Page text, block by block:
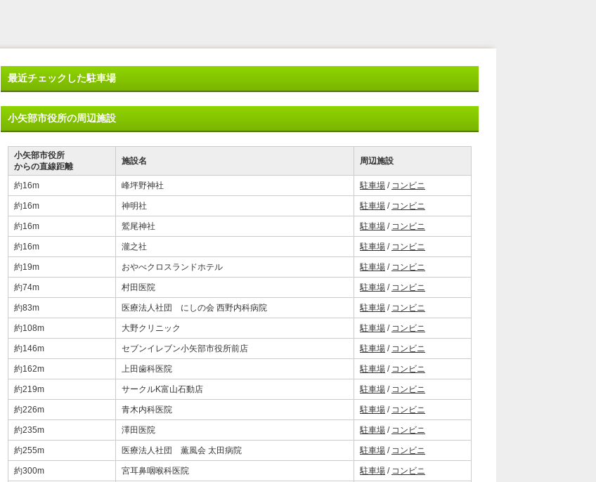
最近チェックした駐車場
小矢部市役所の周辺施設
小矢部市役所
からの直線距離
施設名 周辺施設
約16m 峰坪野神社 駐車場 / コンビニ
約16m 神明社 駐車場 / コンビニ
約16m 鷲尾神社 駐車場 / コンビニ
約16m 瀧之社 駐車場 / コンビニ
約19m おやべクロスランドホテル 駐車場 / コンビニ
約74m 村田医院 駐車場 / コンビニ
約83m 医療法人社団 にしの会 西野内科病院 駐車場 / コンビニ
約108m 大野クリニック 駐車場 / コンビニ
約146m セブンイレブン小矢部市役所前店 駐車場 / コンビニ
約162m 上田歯科医院 駐車場 / コンビニ
約219m サークルK富山石動店 駐車場 / コンビニ
約226m 青木内科医院 駐車場 / コンビニ
約235m 澤田医院 駐車場 / コンビニ
約255m 医療法人社団 薫風会 太田病院 駐車場 / コンビニ
約300m 宮耳鼻咽喉科医院 駐車場 / コンビニ